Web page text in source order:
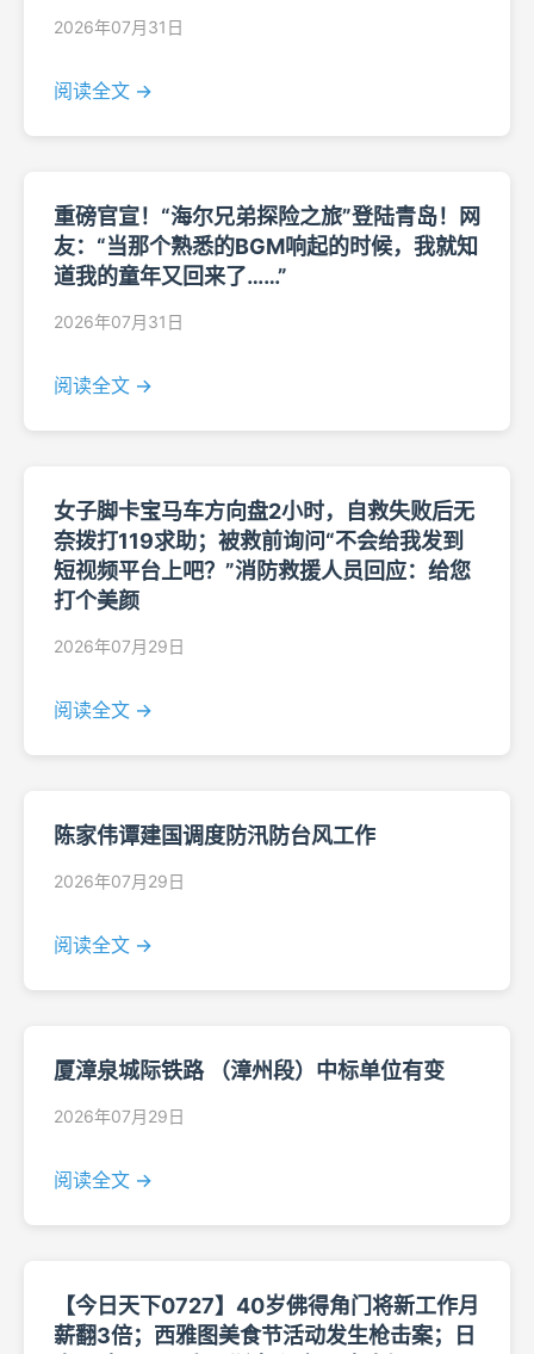
2026年07月31日
阅读全文 →
重磅官宣！“海尔兄弟探险之旅”登陆青岛！网
友：“当那个熟悉的BGM响起的时候，我就知
道我的童年又回来了……”
2026年07月31日
阅读全文 →
女子脚卡宝马车方向盘2小时，自救失败后无
奈拨打119求助；被救前询问“不会给我发到
短视频平台上吧？”消防救援人员回应：给您
打个美颜
2026年07月29日
阅读全文 →
陈家伟谭建国调度防汛防台风工作
2026年07月29日
阅读全文 →
厦漳泉城际铁路 （漳州段）中标单位有变
2026年07月29日
阅读全文 →
【今日天下0727】40岁佛得角门将新工作月
薪翻3倍；西雅图美食节活动发生枪击案；日